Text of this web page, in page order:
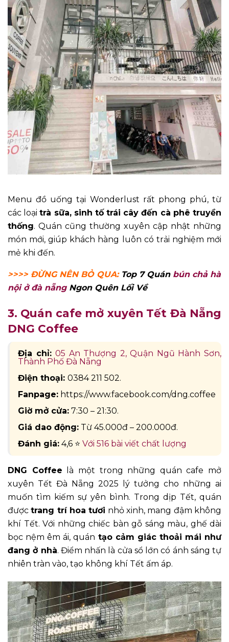
Menu đồ uống tại Wonderlust rất phong phú, từ
các loạitrà sữa, sinh tố trái cây đến cà phê truyền
thống. Quán cũng thường xuyên cập nhật những
món mới, giúp khách hàng luôn có trải nghiệm mới
mẻ khi đến.
>>>> ĐỪNG NÊN BỎ QUA: Top 7 Quán bún chả hà
nội ở đà nẵng Ngon Quên Lối Về
3. Quán cafe mở xuyên Tết Đà Nẵng
DNG Coffee
Địa chỉ:05 An Thượng 2, Quận Ngũ Hành Sơn,
Thành Phố Đà Nẵng
Điện thoại: 0384 211 502.
Fanpage: https://www.facebook.com/dng.coffee
Giờ mở cửa: 7:30 – 21:30.
Giá dao động: Từ 45.000đ – 200.000đ.
Đánh giá: 4,6 ⭐ Với 516 bài viết chất lượng
DNG Coffee là một trong những quán cafe mở
xuyên Tết Đà Nẵng 2025 lý tưởng cho những ai
muốn tìm kiếm sự yên bình. Trong dịp Tết, quán
đượctrang trí hoa tươi nhỏ xinh, mang đậm không
khí Tết. Với những chiếc bàn gỗ sáng màu, ghế dài
bọc nệm êm ái, quán tạo cảm giác thoải mái như
đang ở nhà. Điểm nhấn là cửa sổ lớn có ánh sáng tự
nhiên tràn vào, tạo không khí Tết ấm áp.